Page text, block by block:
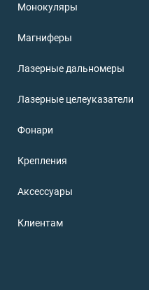
Монокуляры
Магниферы
Лазерные дальномеры
Лазерные целеуказатели
Фонари
Крепления
Аксессуары
Клиентам